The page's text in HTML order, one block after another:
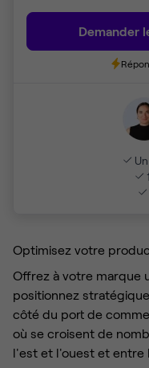
Demander
Optimisez votre
Offrez à votre marque
positionnez
côté du port de
où se croisent de
l'est et l'ouest et entre